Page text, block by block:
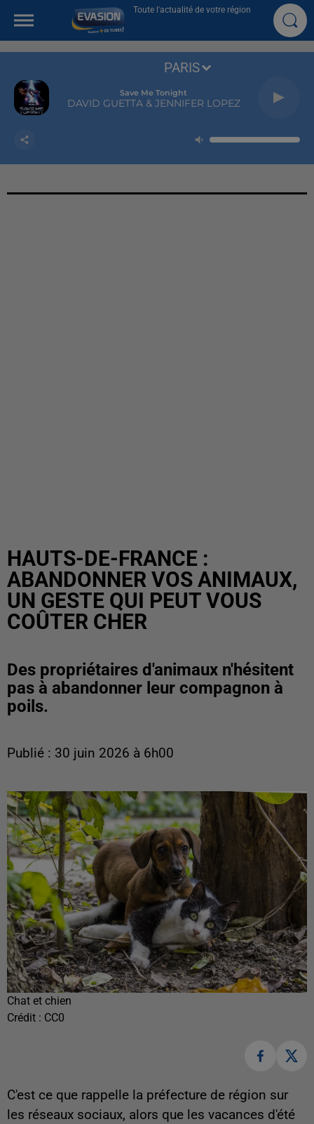
Toute l'actualité de votre région
Save Me Tonight
DAVID GUETTA & JENNIFER LOPEZ
PARIS
HAUTS-DE-FRANCE :
ABANDONNER VOS ANIMAUX,
UN GESTE QUI PEUT VOUS
COÛTER CHER
Des propriétaires d'animaux n'hésitent
pas à abandonner leur compagnon à
poils.
Publié : 30 juin 2026 à 6h00
Chat et chien
Crédit : CC0
C'est ce que rappelle la préfecture de région sur
les réseaux sociaux, alors que les vacances d'été